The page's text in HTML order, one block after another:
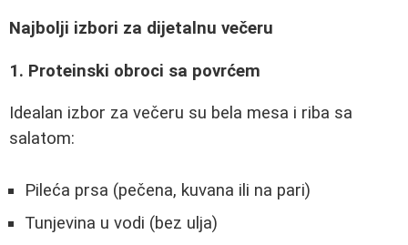
Najbolji izbori za dijetalnu večeru
1. Proteinski obroci sa povrćem
Idealan izbor za večeru su bela mesa i riba sa
salatom:
Pileća prsa (pečena, kuvana ili na pari)
Tunjevina u vodi (bez ulja)